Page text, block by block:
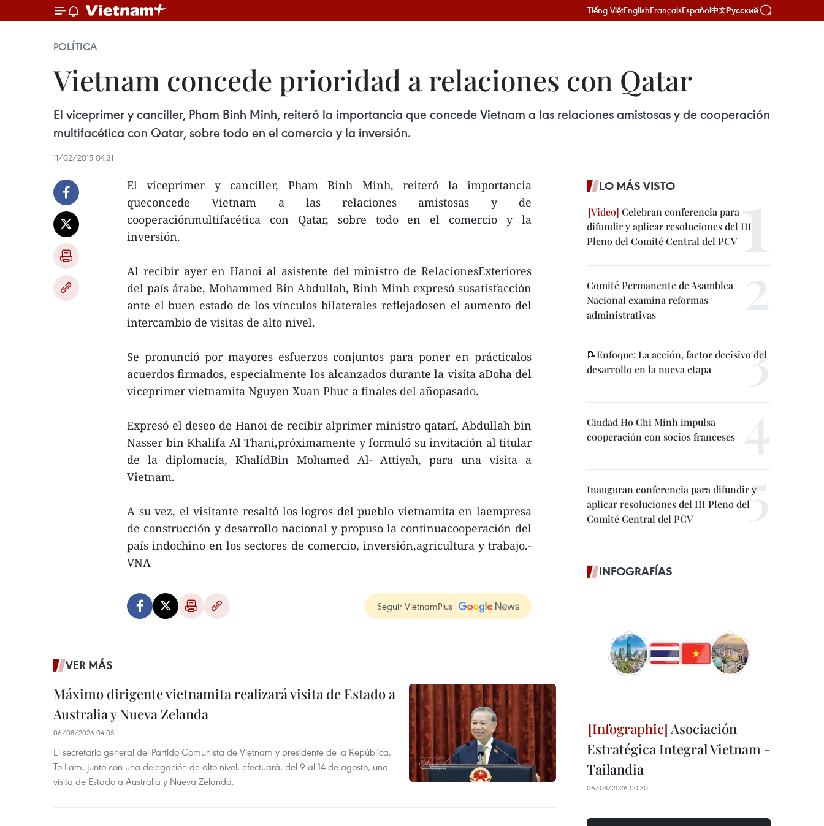
Tiếng ViệtEnglishFrançaisEspañol中文Русский
POLÍTICA
Vietnam concede prioridad a relaciones con Qatar
El viceprimer y canciller, Pham Binh Minh, reiteró la importancia que concede Vietnam a las relaciones amistosas y de cooperación
multifacética con Qatar, sobre todo en el comercio y la inversión.
11/02/2015 04:31
El viceprimer y canciller, Pham Binh Minh, reiteró la importancia
queconcede Vietnam a las relaciones amistosas y de
cooperaciónmultifacética con Qatar, sobre todo en el comercio y la
inversión.
Al recibir ayer en Hanoi al asistente del ministro de RelacionesExteriores
del país árabe, Mohammed Bin Abdullah, Binh Minh expresó susatisfacción
ante el buen estado de los vínculos bilaterales reflejadosen el aumento del
intercambio de visitas de alto nivel.
Se pronunció por mayores esfuerzos conjuntos para poner en prácticalos
acuerdos firmados, especialmente los alcanzados durante la visita aDoha del
viceprimer vietnamita Nguyen Xuan Phuc a finales del añopasado.
Expresó el deseo de Hanoi de recibir alprimer ministro qatarí, Abdullah bin
Nasser bin Khalifa Al Thani,próximamente y formuló su invitación al titular
de la diplomacia, KhalidBin Mohamed Al- Attiyah, para una visita a
Vietnam.
A su vez, el visitante resaltó los logros del pueblo vietnamita en laempresa
de construcción y desarrollo nacional y propuso la continuacooperación del
país indochino en los sectores de comercio, inversión,agricultura y trabajo.-
VNA
Seguir VietnamPlus
VER MÁS
Máximo dirigente vietnamita realizará visita de Estado a
Australia y Nueva Zelanda
06/08/2026 04:05
El secretario general del Partido Comunista de Vietnam y presidente de la República,
To Lam, junto con una delegación de alto nivel, efectuará, del 9 al 14 de agosto, una
visita de Estado a Australia y Nueva Zelanda.
LO MÁS VISTO
Celebran conferencia para
difundir y aplicar resoluciones del III
Pleno del Comité Central del PCV
Comité Permanente de Asamblea
Nacional examina reformas
administrativas
📝Enfoque: La acción, factor decisivo del
desarrollo en la nueva etapa
Ciudad Ho Chi Minh impulsa
cooperación con socios franceses
Inauguran conferencia para difundir y
aplicar resoluciones del III Pleno del
Comité Central del PCV
INFOGRAFÍAS
Asociación
Estratégica Integral Vietnam -
Tailandia
06/08/2026 00:30